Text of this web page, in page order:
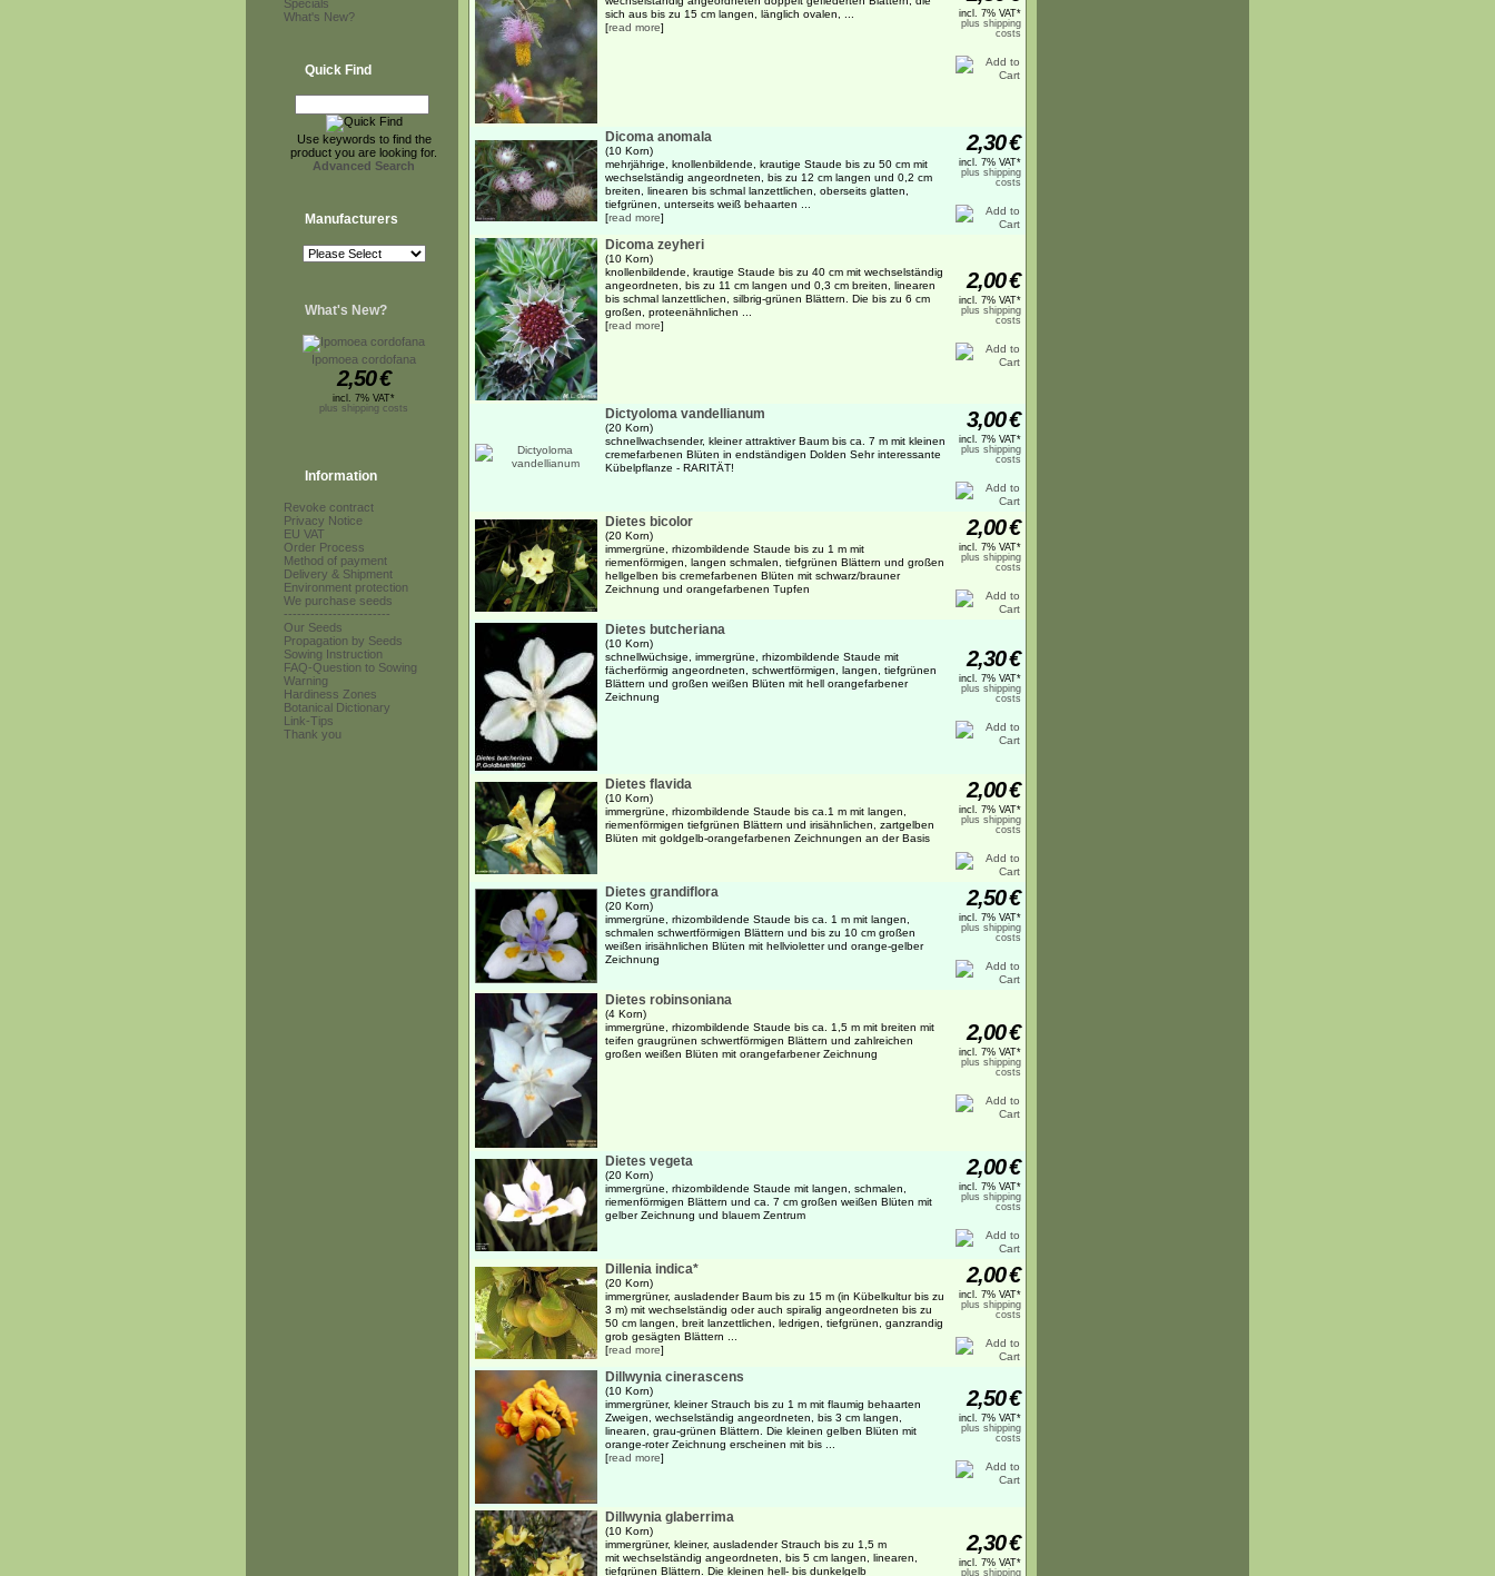
Specials
What's New?
Quick Find
Use keywords to find the
product you are looking for.
Advanced Search
Manufacturers
What's New?
Ipomoea cordofana
2,50€
incl. 7% VAT*
plus shipping costs
Information
Revoke contract
Privacy Notice
EU VAT
Order Process
Method of payment
Delivery & Shipment
Environment protection
We purchase seeds
------------------------
Our Seeds
Propagation by Seeds
Sowing Instruction
FAQ-Question to Sowing
Warning
Hardiness Zones
Botanical Dictionary
Link-Tips
Thank you
sich aus bis zu 15 cm langen, länglich ovalen, ...
[read more]
incl. 7% VAT*
plus shipping
costs
Dicoma anomala
(10 Korn)
mehrjährige, knollenbildende, krautige Staude bis zu 50 cm mit
wechselständig angeordneten, bis zu 12 cm langen und 0,2 cm
breiten, linearen bis schmal lanzettlichen, oberseits glatten,
tiefgrünen, unterseits weiß behaarten ...
[read more]
2,30€
incl. 7% VAT*
plus shipping
costs
Dicoma zeyheri
(10 Korn)
knollenbildende, krautige Staude bis zu 40 cm mit wechselständig
angeordneten, bis zu 11 cm langen und 0,3 cm breiten, linearen
bis schmal lanzettlichen, silbrig-grünen Blättern. Die bis zu 6 cm
großen, proteenähnlichen ...
[read more]
2,00€
incl. 7% VAT*
plus shipping
costs
Dictyoloma vandellianum
(20 Korn)
schnellwachsender, kleiner attraktiver Baum bis ca. 7 m mit kleinen
cremefarbenen Blüten in endständigen Dolden Sehr interessante
Kübelpflanze - RARITÄT!
3,00€
incl. 7% VAT*
plus shipping
costs
Dietes bicolor
(20 Korn)
immergrüne, rhizombildende Staude bis zu 1 m mit
riemenförmigen, langen schmalen, tiefgrünen Blättern und großen
hellgelben bis cremefarbenen Blüten mit schwarz/brauner
Zeichnung und orangefarbenen Tupfen
2,00€
incl. 7% VAT*
plus shipping
costs
Dietes butcheriana
(10 Korn)
schnellwüchsige, immergrüne, rhizombildende Staude mit
fächerförmig angeordneten, schwertförmigen, langen, tiefgrünen
Blättern und großen weißen Blüten mit hell orangefarbener
Zeichnung
2,30€
incl. 7% VAT*
plus shipping
costs
Dietes flavida
(10 Korn)
immergrüne, rhizombildende Staude bis ca.1 m mit langen,
riemenförmigen tiefgrünen Blättern und irisähnlichen, zartgelben
Blüten mit goldgelb-orangefarbenen Zeichnungen an der Basis
2,00€
incl. 7% VAT*
plus shipping
costs
Dietes grandiflora
(20 Korn)
immergrüne, rhizombildende Staude bis ca. 1 m mit langen,
schmalen schwertförmigen Blättern und bis zu 10 cm großen
weißen irisähnlichen Blüten mit hellvioletter und orange-gelber
Zeichnung
2,50€
incl. 7% VAT*
plus shipping
costs
Dietes robinsoniana
(4 Korn)
immergrüne, rhizombildende Staude bis ca. 1,5 m mit breiten mit
teifen graugrünen schwertförmigen Blättern und zahlreichen
großen weißen Blüten mit orangefarbener Zeichnung
2,00€
incl. 7% VAT*
plus shipping
costs
Dietes vegeta
(20 Korn)
immergrüne, rhizombildende Staude mit langen, schmalen,
riemenförmigen Blättern und ca. 7 cm großen weißen Blüten mit
gelber Zeichnung und blauem Zentrum
2,00€
incl. 7% VAT*
plus shipping
costs
Dillenia indica*
(20 Korn)
immergrüner, ausladender Baum bis zu 15 m (in Kübelkultur bis zu
3 m) mit wechselständig oder auch spiralig angeordneten bis zu
50 cm langen, breit lanzettlichen, ledrigen, tiefgrünen, ganzrandig
grob gesägten Blättern ...
[read more]
2,00€
incl. 7% VAT*
plus shipping
costs
Dillwynia cinerascens
(10 Korn)
immergrüner, kleiner Strauch bis zu 1 m mit flaumig behaarten
Zweigen, wechselständig angeordneten, bis 3 cm langen,
linearen, grau-grünen Blättern. Die kleinen gelben Blüten mit
orange-roter Zeichnung erscheinen mit bis ...
[read more]
2,50€
incl. 7% VAT*
plus shipping
costs
Dillwynia glaberrima
(10 Korn)
immergrüner, kleiner, ausladender Strauch bis zu 1,5 m
mit wechselständig angeordneten, bis 5 cm langen, linearen,
tiefgrünen Blättern. Die kleinen hell- bis dunkelgelb
2,30€
incl. 7% VAT*
plus shipping